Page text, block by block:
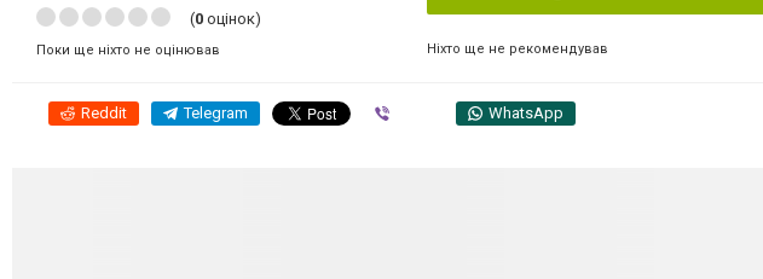
(0 оцінок)
Поки ще ніхто не оцінював Ніхто ще не рекомендував
Reddit Telegram WhatsApp